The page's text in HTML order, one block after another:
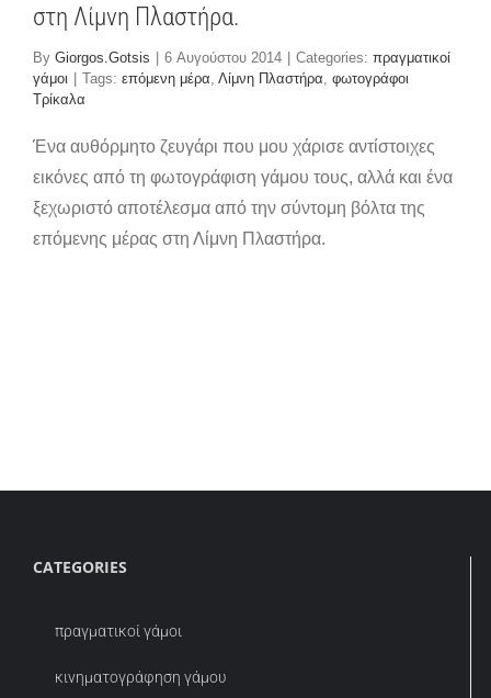
στη Λίμνη Πλαστήρα.
By Giorgos.Gotsis 6 Αυγούστου 2014 Categories: πραγματικοί
γάμοι
Tags: επόμενη μέρα Λίμνη Πλαστήρα φωτογράφοι
Τρίκαλα
Ένα αυθόρμητο ζευγάρι που μου χάρισε αντίστοιχες
εικόνες από τη φωτογράφιση γάμου τους, αλλά και ένα
ξεχωριστό αποτέλεσμα από την σύντομη βόλτα της
επόμενης μέρας στη Λίμνη Πλαστήρα.
CATEGORIES
πραγματικοί γάμοι
κινηματογράφηση γάμου